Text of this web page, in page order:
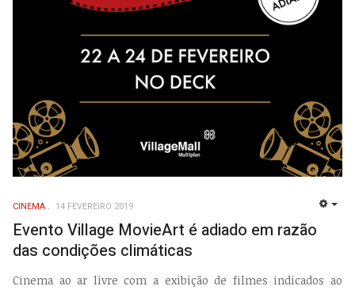
CINEMA 14 FEVEREIRO 2019
Evento Village MovieArt é adiado em razão
das condições climáticas
Cinema ao ar livre com a exibição de filmes indicados ao